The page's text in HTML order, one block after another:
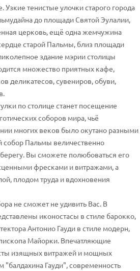
тенистые улочки старого города
до площади Святой Эулалии,
церковь, ещё одна жемчужина
старой Пальмы, близ площади
здание мэрии столицы
множество приятных кафе,
деликатесов, сувениров, обуви,
по столице станет посещение
соборов мира, чьё
многих веков было окутано разными
Пальмы величественно
Вы сможете полюбоваться его
фресками и витражами, а
плодом труда и вдохновения
не сможет не удивить Вас. В
иконостасы в стиле барокко,
Антонио Гауди в стиле модерн,
Майорки. Впечатляющие
изящных витражей и мощных
Гауди", современность